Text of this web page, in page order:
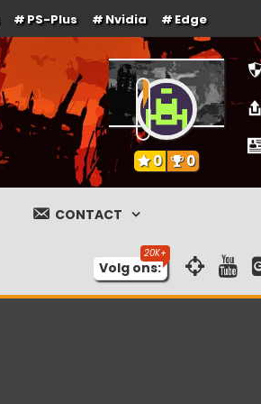
PS-Plus Nvidia Edge
0 0
CONTACT
Volg ons: